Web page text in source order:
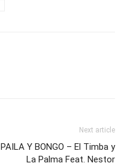
Next article
PAILA Y BONGO – El Timba y
La Palma Feat. Nestor